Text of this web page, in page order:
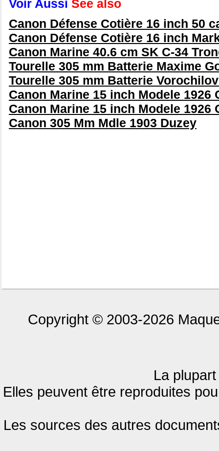
Voir Aussi See also
Canon Défense Cotière 16 inch 50
Canon Défense Cotière 16 inch
Canon Marine 40.6 cm SK C-34
Tourelle 305 mm Batterie Maxime
Tourelle 305 mm Batterie
Canon Marine 15 inch Modele 1926
Canon Marine 15 inch Modele 1926
Canon 305 Mm Mdle 1903 Duzey
Copyright © 2003-2026
La
Elles peuvent être reproduites
Les sources des autres